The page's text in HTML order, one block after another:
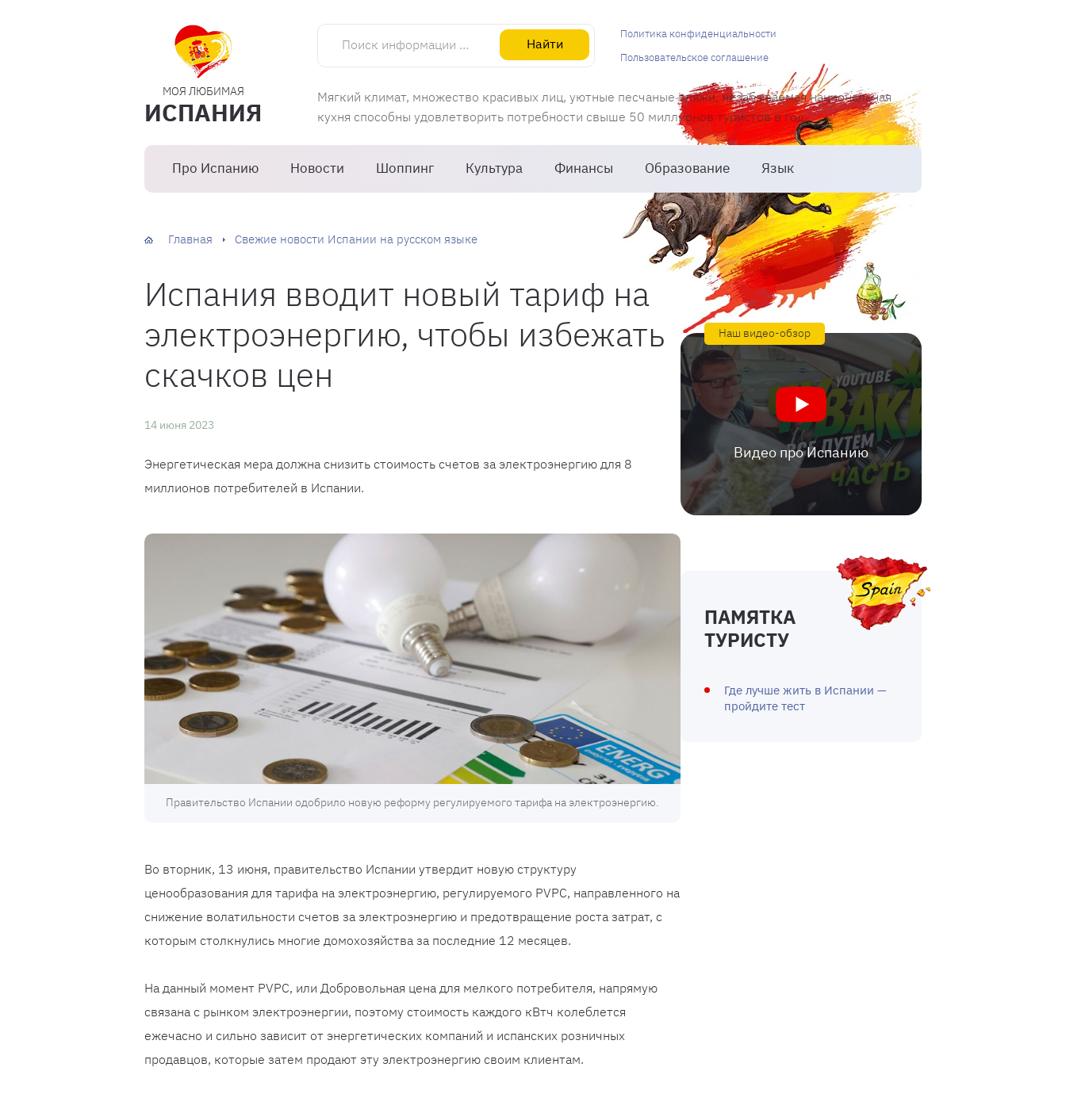
МОЯ ЛЮБИМАЯ
ИСПАНИЯ
Поиск информации об Испании
Найти
Мягкий климат, множество красивых лиц, уютные песчаные пляжи, незабываемая национальная
кухня способны удовлетворить потребности свыше 50 миллионов туристов в год.
Про Испанию Новости Шоппинг Культура Финансы Образование Язык
Политика конфиденциальности
Пользовательское соглашение
Главная Свежие новости Испании на русском языке
Испания вводит новый тариф на
электроэнергию, чтобы избежать
скачков цен
14 июня 2023
Энергетическая мера должна снизить стоимость счетов за электроэнергию для 8
миллионов потребителей в Испании.
Правительство Испании одобрило новую реформу регулируемого тарифа на электроэнергию.
Во вторник, 13 июня, правительство Испании утвердит новую структуру
ценообразования для тарифа на электроэнергию, регулируемого PVPC, направленного на
снижение волатильности счетов за электроэнергию и предотвращение роста затрат, с
которым столкнулись многие домохозяйства за последние 12 месяцев.
На данный момент PVPC, или Добровольная цена для мелкого потребителя, напрямую
связана с рынком электроэнергии, поэтому стоимость каждого кВтч колеблется
ежечасно и сильно зависит от энергетических компаний и испанских розничных
продавцов, которые затем продают эту электроэнергию своим клиентам.
Наш видео-обзор
Видео про Испанию
ПАМЯТКА
ТУРИСТУ
Где лучше жить в Испании —
пройдите тест